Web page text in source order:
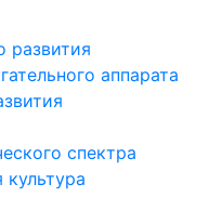
развития
аппарата
спектра